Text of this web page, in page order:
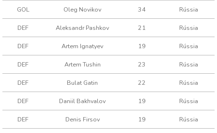
GOL Oleg Novikov 34 Rússia
DEF Aleksandr Pashkov 21 Rússia
DEF Artem Ignatyev 19 Rússia
DEF Artem Tushin 23 Rússia
DEF Bulat Gatin 22 Rússia
DEF Daniil Bakhvalov 19 Rússia
DEF Denis Firsov 19 Rússia